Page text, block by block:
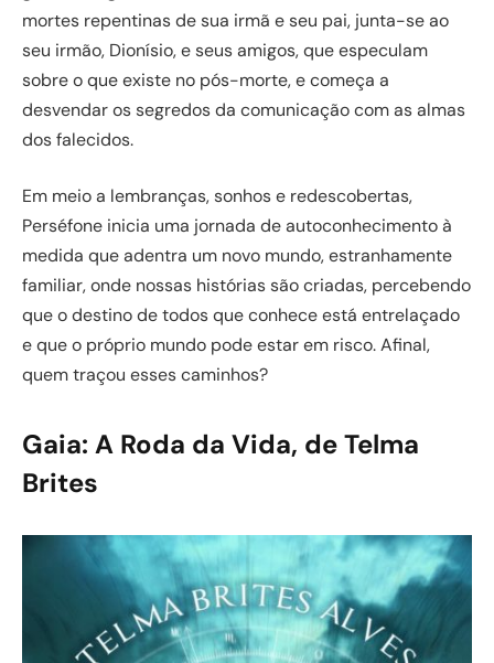
mortes repentinas de sua irmã e seu pai, junta-se ao
seu irmão, Dionísio, e seus amigos, que especulam
sobre o que existe no pós-morte, e começa a
desvendar os segredos da comunicação com as almas
dos falecidos.
Em meio a lembranças, sonhos e redescobertas,
Perséfone inicia uma jornada de autoconhecimento à
medida que adentra um novo mundo, estranhamente
familiar, onde nossas histórias são criadas, percebendo
que o destino de todos que conhece está entrelaçado
e que o próprio mundo pode estar em risco. Afinal,
quem traçou esses caminhos?
Gaia: A Roda da Vida, de Telma
Brites